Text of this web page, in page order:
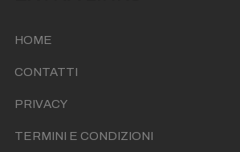
HOME
CONTATTI
PRIVACY
TERMINI E CONDIZIONI